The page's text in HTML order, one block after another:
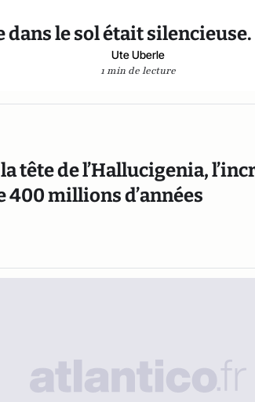
dans le sol était silencieuse.
Ute Uberle
1 min de lecture
tête de l’Hallucigenia,
400 millions d’années